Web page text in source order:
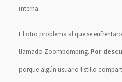
interna.
El otro problema al que se
llamado Zoombombing. Por
porque algún usuario listillo